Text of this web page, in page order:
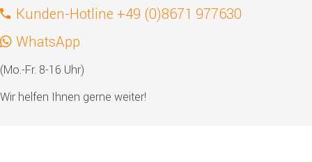
Kunden-Hotline +49 (0)8671 977630
WhatsApp
(Mo.-Fr. 8-16 Uhr)
Wir helfen Ihnen gerne weiter!